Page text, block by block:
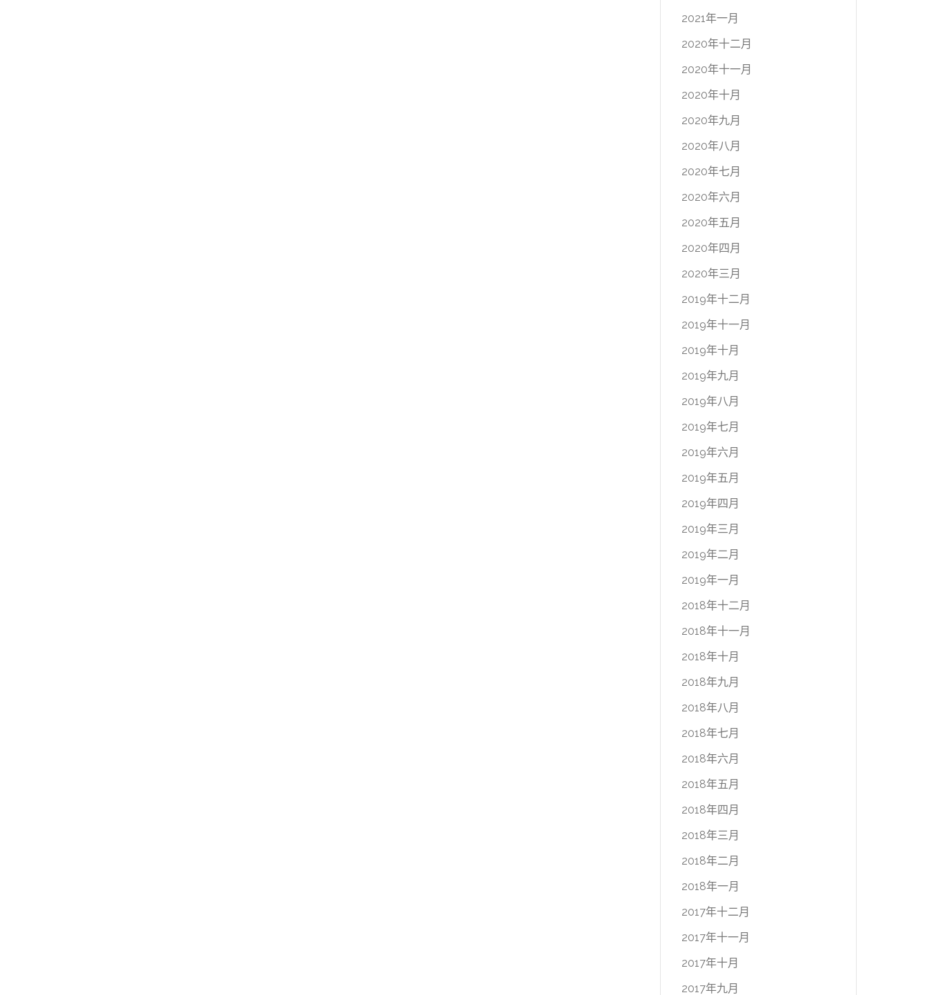
2021年一月
2020年十二月
2020年十一月
2020年十月
2020年九月
2020年八月
2020年七月
2020年六月
2020年五月
2020年四月
2020年三月
2019年十二月
2019年十一月
2019年十月
2019年九月
2019年八月
2019年七月
2019年六月
2019年五月
2019年四月
2019年三月
2019年二月
2019年一月
2018年十二月
2018年十一月
2018年十月
2018年九月
2018年八月
2018年七月
2018年六月
2018年五月
2018年四月
2018年三月
2018年二月
2018年一月
2017年十二月
2017年十一月
2017年十月
2017年九月